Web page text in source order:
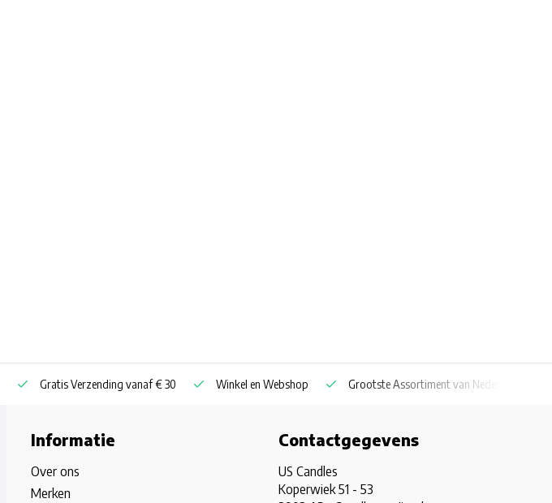
Gratis Verzending vanaf € 30 Winkel en Webshop Grootste Assortiment van Nederland &
Informatie
Over ons
Merken
Contactgegevens
US Candles
Koperwiek 51 - 53